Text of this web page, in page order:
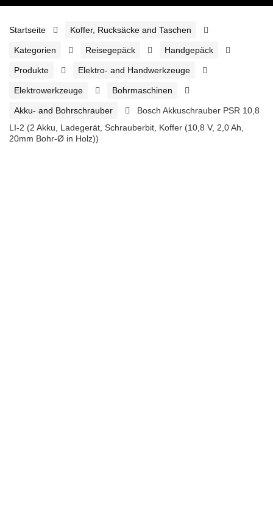
Startseite Koffer, Rucksäcke and Taschen
Kategorien Reisegepäck Handgepäck
Produkte Elektro- and Handwerkzeuge
Elektrowerkzeuge Bohrmaschinen
Akku- and Bohrschrauber
Bosch Akkuschrauber PSR 10,8
LI-2 (2 Akku, Ladegerät, Schrauberbit, Koffer (10,8 V, 2,0 Ah,
20mm Bohr-Ø in Holz))